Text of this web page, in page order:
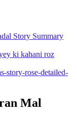
Story Summary
ki kahani roz
story-rose-detailed-
Mal